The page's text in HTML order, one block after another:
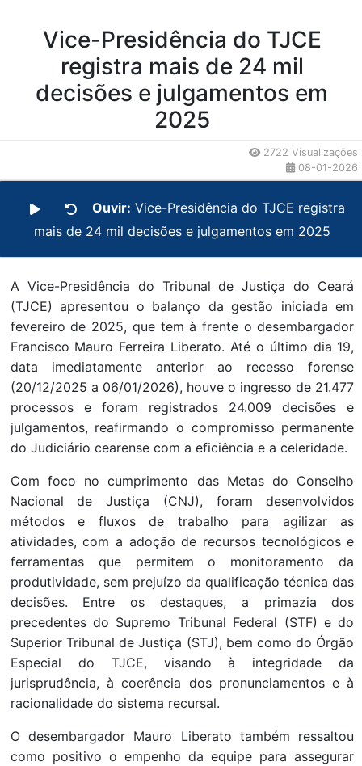
Vice-Presidência do TJCE
registra mais de 24 mil
decisões e julgamentos em
2025
2722 Visualizações
08-01-2026
Ouvir: Vice-Presidência do TJCE registra
mais de 24 mil decisões e julgamentos em 2025
A Vice-Presidência do Tribunal de Justiça do Ceará
(TJCE) apresentou o balanço da gestão iniciada em
fevereiro de 2025, que tem à frente o desembargador
Francisco Mauro Ferreira Liberato. Até o último dia 19,
data imediatamente anterior ao recesso forense
(20/12/2025 a 06/01/2026), houve o ingresso de 21.477
processos e foram registrados 24.009 decisões e
julgamentos, reafirmando o compromisso permanente
do Judiciário cearense com a eficiência e a celeridade.
Com foco no cumprimento das Metas do Conselho
Nacional de Justiça (CNJ), foram desenvolvidos
métodos e fluxos de trabalho para agilizar as
atividades, com a adoção de recursos tecnológicos e
ferramentas que permitem o monitoramento da
produtividade, sem prejuízo da qualificaçãotécnica das
decisões. Entre os destaques, a primazia dos
precedentes do Supremo Tribunal Federal (STF) e do
Superior Tribunal de Justiça (STJ), bem como do Órgão
Especial do TJCE, visando à integridade da
jurisprudência, à coerência dos pronunciamentos e à
racionalidade do sistema recursal.
O desembargador Mauro Liberato também ressaltou
como positivo o empenho da equipe para assegurar